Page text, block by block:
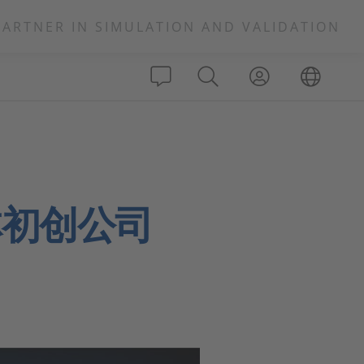
IN SIMULATION AND VALIDATION
创公司